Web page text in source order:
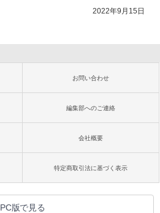
2022年9月15日
お問い合わせ
編集部へのご連絡
会社概要
特定商取引法に基づく表示
PC版で見る